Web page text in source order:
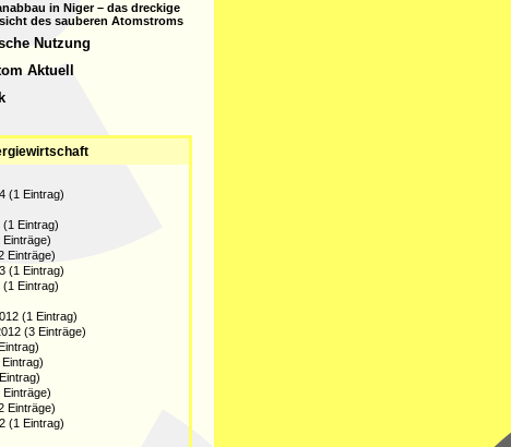
in Niger – das dreckige
des sauberen Atomstroms
Nutzung
Aktuell
(1 Eintrag)
Eintrag)
Einträge)
Einträge)
(1 Eintrag)
Eintrag)
(1 Eintrag)
(3 Einträge)
Einträge)
Einträge)
(1 Eintrag)